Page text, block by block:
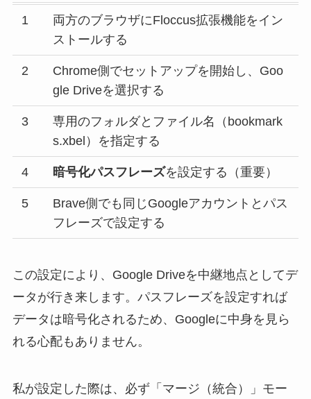
1
両方のブラウザにFloccus拡張機能をイン
ストールする
2
Chrome側でセットアップを開始し、Goo
gle Driveを選択する
3
専用のフォルダとファイル名（bookmark
s.xbel）を指定する
4 暗号化パスフレーズを設定する（重要）
5
Brave側でも同じGoogleアカウントとパス
フレーズで設定する
この設定により、Google Driveを中継地点としてデ
ータが行き来します。パスフレーズを設定すれば
データは暗号化されるため、Googleに中身を見ら
れる心配もありません。
私が設定した際は、必ず「マージ（統合）」モー